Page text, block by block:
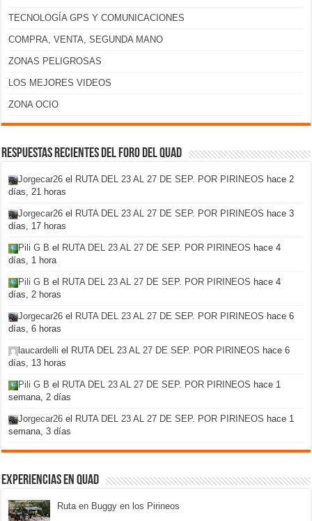
TECNOLOGÍA GPS Y COMUNICACIONES
COMPRA, VENTA, SEGUNDA MANO
ZONAS PELIGROSAS
LOS MEJORES VIDEOS
ZONA OCIO
Respuestas recientes del foro del Quad
Jorgecar26 el RUTA DEL 23 AL 27 DE SEP. POR PIRINEOS hace 2
días, 21 horas
Jorgecar26 el RUTA DEL 23 AL 27 DE SEP. POR PIRINEOS hace 3
días, 17 horas
Pili G B el RUTA DEL 23 AL 27 DE SEP. POR PIRINEOS hace 4
días, 1 hora
Pili G B el RUTA DEL 23 AL 27 DE SEP. POR PIRINEOS hace 4
días, 2 horas
Jorgecar26 el RUTA DEL 23 AL 27 DE SEP. POR PIRINEOS hace 6
días, 6 horas
laucardelli el RUTA DEL 23 AL 27 DE SEP. POR PIRINEOS hace 6
días, 13 horas
Pili G B el RUTA DEL 23 AL 27 DE SEP. POR PIRINEOS hace 1
semana, 2 días
Jorgecar26 el RUTA DEL 23 AL 27 DE SEP. POR PIRINEOS hace 1
semana, 3 días
Experiencias en Quad
Ruta en Buggy en los Pirineos